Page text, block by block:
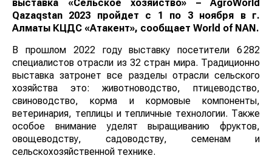
выставка «Сельское хозяйство» – AgroWorld
Qazaqstan 2023 пройдет с 1 по 3 ноября в г.
Алматы КЦДС «Атакент», сообщает World of NAN .
В прошлом 2022 году выставку посетители 6 282
специалистов отрасли из 32 стран мира. Традиционно
выставка затронет все разделы отрасли сельского
хозяйства это: животноводство, птицеводство,
свиноводство, корма и кормовые компоненты,
ветеринария, теплицы и тепличные технологии. Также
особое внимание уделят выращиванию фруктов,
овощеводству, садоводству, семенам и
сельскохозяйственной технике.